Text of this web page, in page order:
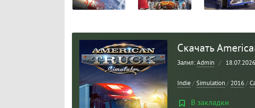
Скачать
Залил:Admin / 18.07.2026
Indie /Simulation/ 2016/
В закладки